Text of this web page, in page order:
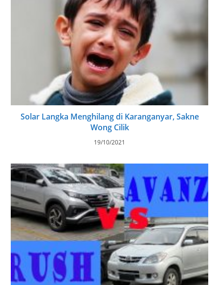
Solar Langka Menghilang di Karanganyar, Sakne
Wong Cilik
19/10/2021